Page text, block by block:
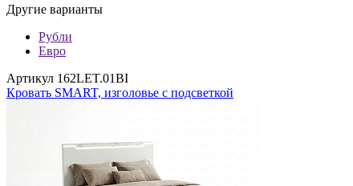
Другие варианты
Рубли
Евро
Артикул 162LET.01BI
Кровать SMART, изголовье с подсветкой